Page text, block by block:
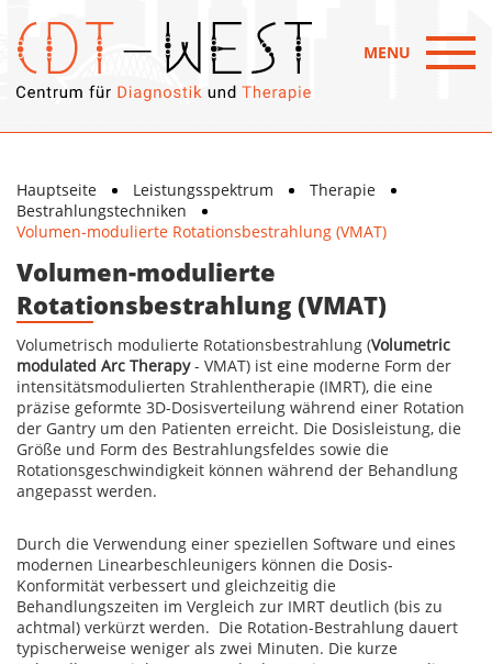
MENU
Hauptseite Leistungsspektrum
Therapie
Bestrahlungstechniken
Volumen-modulierte Rotationsbestrahlung (VMAT)
Volumen-modulierte
Rotationsbestrahlung (VMAT)
Volumetrisch modulierte Rotationsbestrahlung (Volumetric
modulated Arc Therapy- VMAT) ist eine moderne Form der
intensitätsmodulierten Strahlentherapie (IMRT), die eine
präzise geformte 3D-Dosisverteilung während einer Rotation
der Gantry um den Patienten erreicht. Die Dosisleistung, die
Größe und Form des Bestrahlungsfeldes sowie die
Rotationsgeschwindigkeit können während der Behandlung
angepasst werden.
Durch die Verwendung einer speziellen Software und eines
modernen Linearbeschleunigers können die Dosis-
Konformität verbessert und gleichzeitig die
Behandlungszeiten im Vergleich zur IMRT deutlich (bis zu
achtmal) verkürzt werden. Die Rotation-Bestrahlung dauert
typischerweise weniger als zwei Minuten. Die kurze